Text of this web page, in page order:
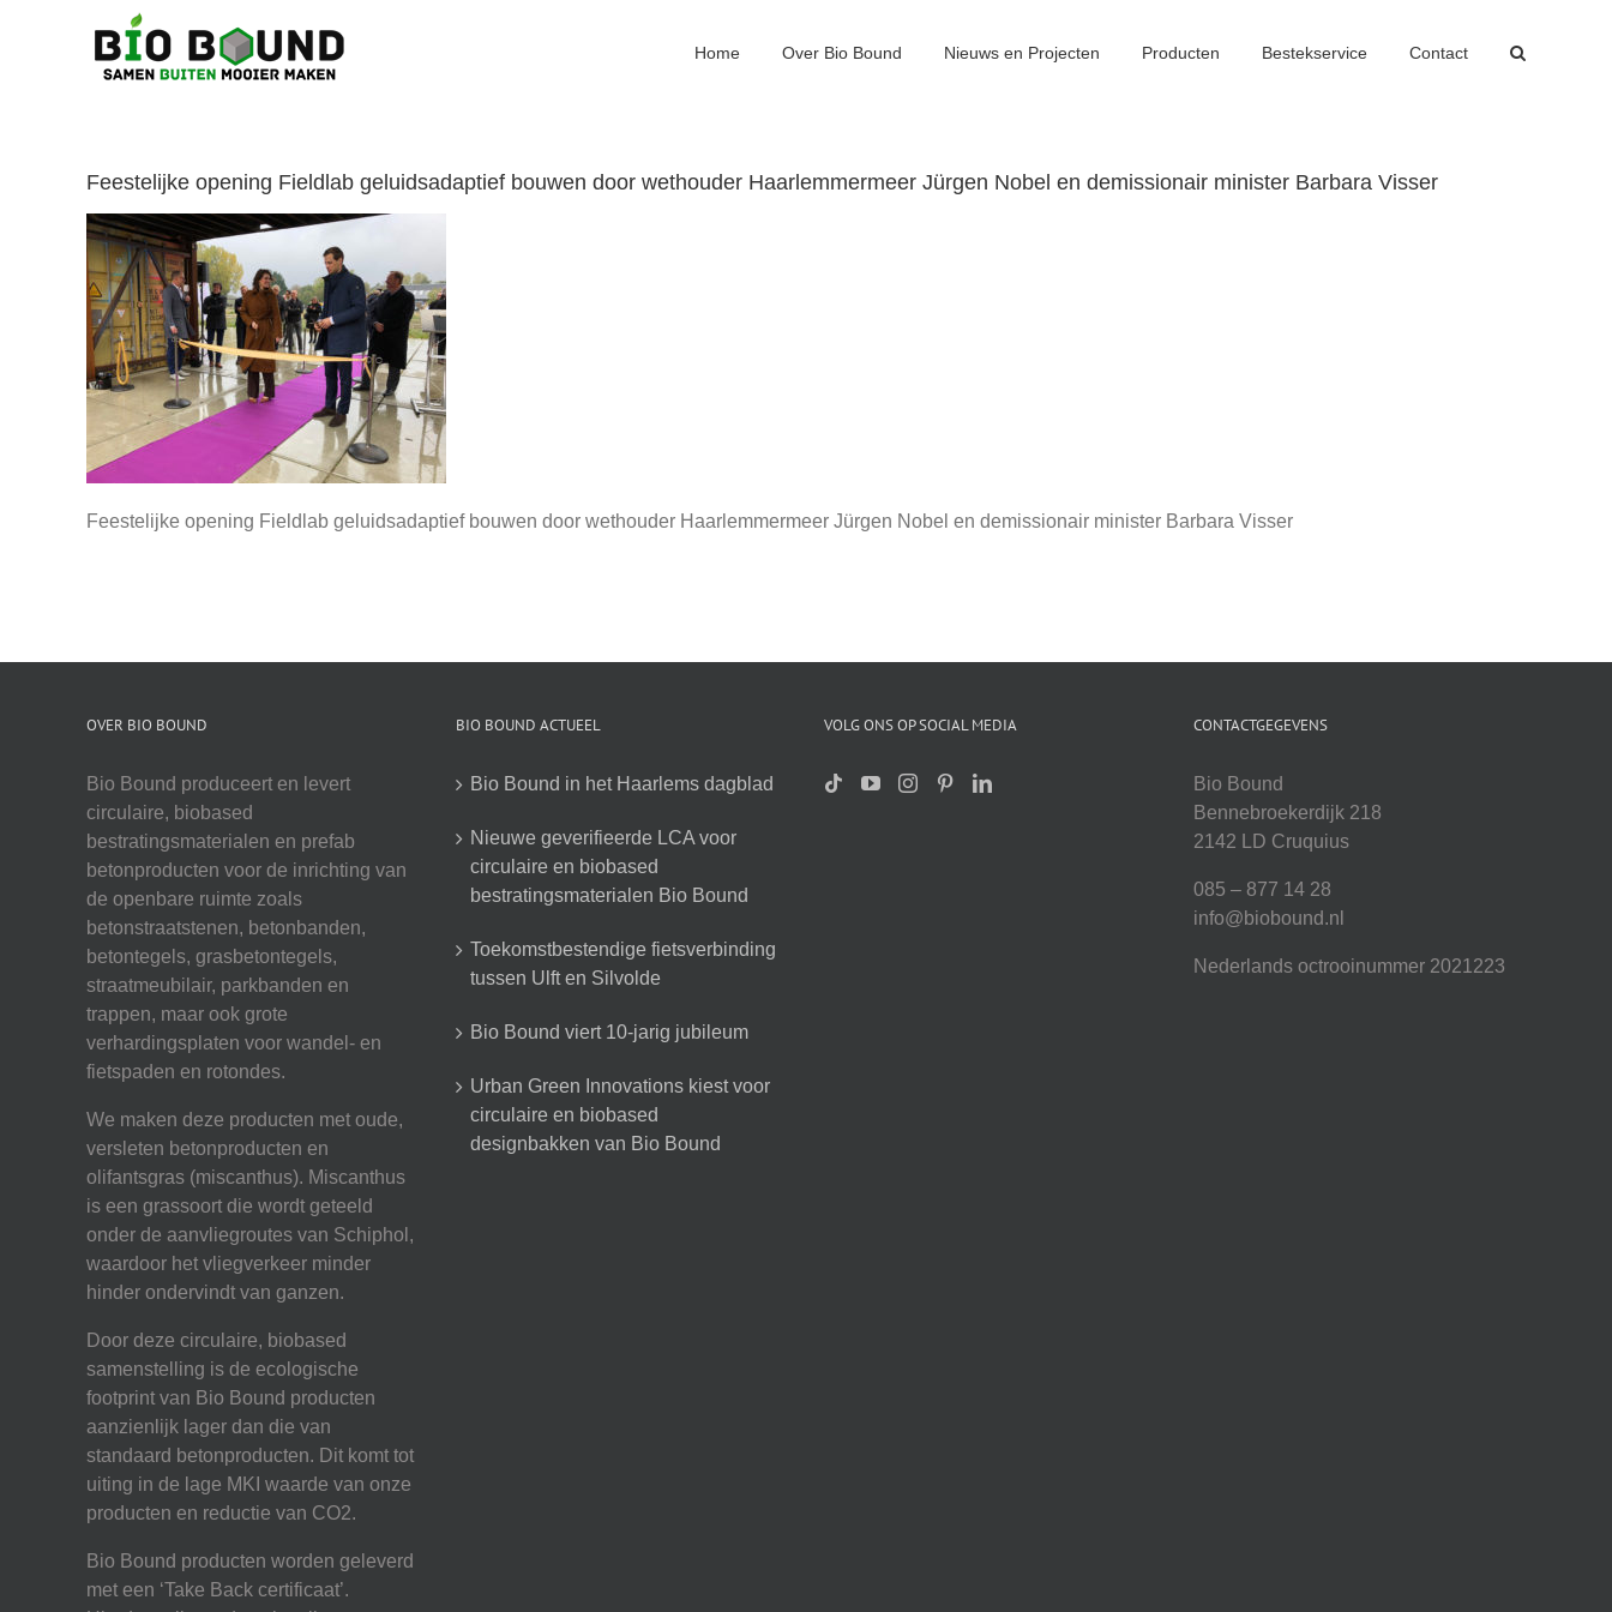
Home Over Bio Bound Nieuws en Projecten Producten Bestekservice Contact
Feestelijke opening Fieldlab geluidsadaptief bouwen door wethouder Haarlemmermeer Jürgen Nobel en demissionair minister Barbara Visser
Feestelijke opening Fieldlab geluidsadaptief bouwen door wethouder Haarlemmermeer Jürgen Nobel en demissionair minister Barbara Visser
OVER BIO BOUND
Bio Bound produceert en levert
circulaire, biobased
bestratingsmaterialen en prefab
betonproducten voor de inrichting van
de openbare ruimte zoals
betonstraatstenen, betonbanden,
betontegels, grasbetontegels,
straatmeubilair, parkbanden en
trappen, maar ook grote
verhardingsplaten voor wandel- en
fietspaden en rotondes.
We maken deze producten met oude,
versleten betonproducten en
olifantsgras (miscanthus). Miscanthus
is een grassoort die wordt geteeld
onder de aanvliegroutes van Schiphol,
waardoor het vliegverkeer minder
hinder ondervindt van ganzen.
Door deze circulaire, biobased
samenstelling is de ecologische
footprint van Bio Bound producten
aanzienlijk lager dan die van
standaard betonproducten. Dit komt tot
uiting in de lage MKI waarde van onze
producten en reductie van CO2.
Bio Bound producten worden geleverd
met een ‘Take Back certificaat’.
BIO BOUND ACTUEEL
Bio Bound in het Haarlems dagblad
Nieuwe geverifieerde LCA voor
circulaire en biobased
bestratingsmaterialen Bio Bound
Toekomstbestendige fietsverbinding
tussen Ulft en Silvolde
Bio Bound viert 10-jarig jubileum
Urban Green Innovations kiest voor
circulaire en biobased
designbakken van Bio Bound
VOLG ONS OP SOCIAL MEDIA CONTACTGEGEVENS
Bio Bound
Bennebroekerdijk 218
2142 LD Cruquius
085 – 877 14 28
info@biobound.nl
Nederlands octrooinummer 2021223